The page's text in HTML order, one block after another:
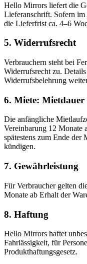
Hello Mirrors liefert die
Lieferanschrift. Sofern im
die Lieferfrist ca. 4–6
5. Widerrufsrecht
Verbrauchern steht bei
Widerrufsrecht zu.
Widerrufsbelehrung
6. Miete:
Die anfängliche
Vereinbarung 12 Monate
spätestens zum Ende
kündigen.
7. Gewährleistung
Für Verbraucher gelten
Monate ab Erhalt der
8. Haftung
Hello Mirrors haftet
Fahrlässigkeit, für
Produkthaftungsgesetz.